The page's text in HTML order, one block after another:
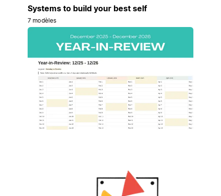
Systems to build your best self
7 modèles